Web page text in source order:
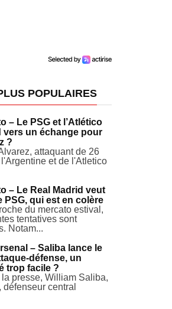
POPULAIRES
– Le PSG et l’Atlético
vers un échange pour
?
attaquant de 26
et de l'Atletico
– Le Real Madrid veut
PSG, qui est en colère
du mercato estival,
tentatives sont
Notam...
– Saliba lance le
défense, un
trop facile ?
la presse, William Saliba,
défenseur central